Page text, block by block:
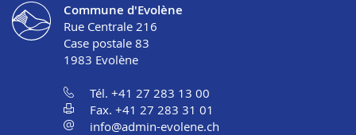
Commune d'Evolène
Rue Centrale 216
Case postale 83
1983 Evolène
Tél. +41 27 283 13 00
Fax. +41 27 283 31 01
info@admin-evolene.ch